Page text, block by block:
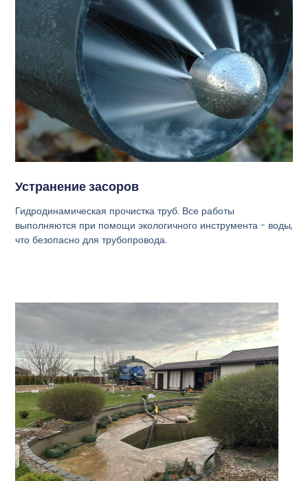
Устранение засоров
Гидродинамическая прочистка труб. Все работы
выполняются при помощи экологичного инструмента - воды,
что безопасно для трубопровода.